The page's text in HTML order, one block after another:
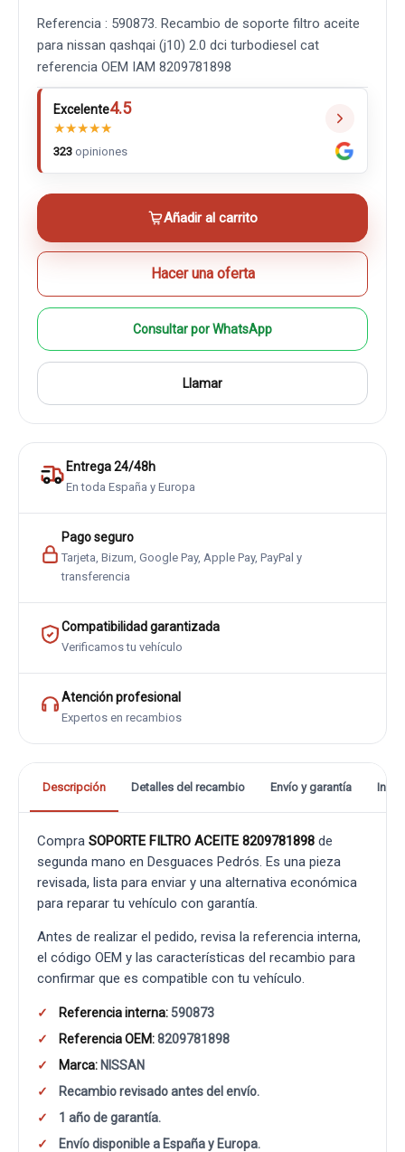
Referencia : 590873. Recambio de soporte filtro aceite
para nissan qashqai (j10) 2.0 dci turbodiesel cat
referencia OEM IAM 8209781898
Excelente4.5
★★★★★
323 opiniones
Añadir al carrito
Hacer una oferta
Consultar por WhatsApp
Llamar
Entrega 24/48h
En toda España y Europa
Pago seguro
Tarjeta, Bizum, Google Pay, Apple Pay, PayPal y
transferencia
Compatibilidad garantizada
Verificamos tu vehículo
Atención profesional
Expertos en recambios
Descripción Detalles del recambio Envío y garantía
Compra SOPORTE FILTRO ACEITE 8209781898 de
segunda mano en Desguaces Pedrós. Es una pieza
revisada, lista para enviar y una alternativa económica
para reparar tu vehículo con garantía.
Antes de realizar el pedido, revisa la referencia interna,
el código OEM y las características del recambio para
confirmar que es compatible con tu vehículo.
Referencia interna: 590873
Referencia OEM:8209781898
Marca: NISSAN
Recambio revisado antes del envío.
1 año de garantía.
Envío disponible a España y Europa.